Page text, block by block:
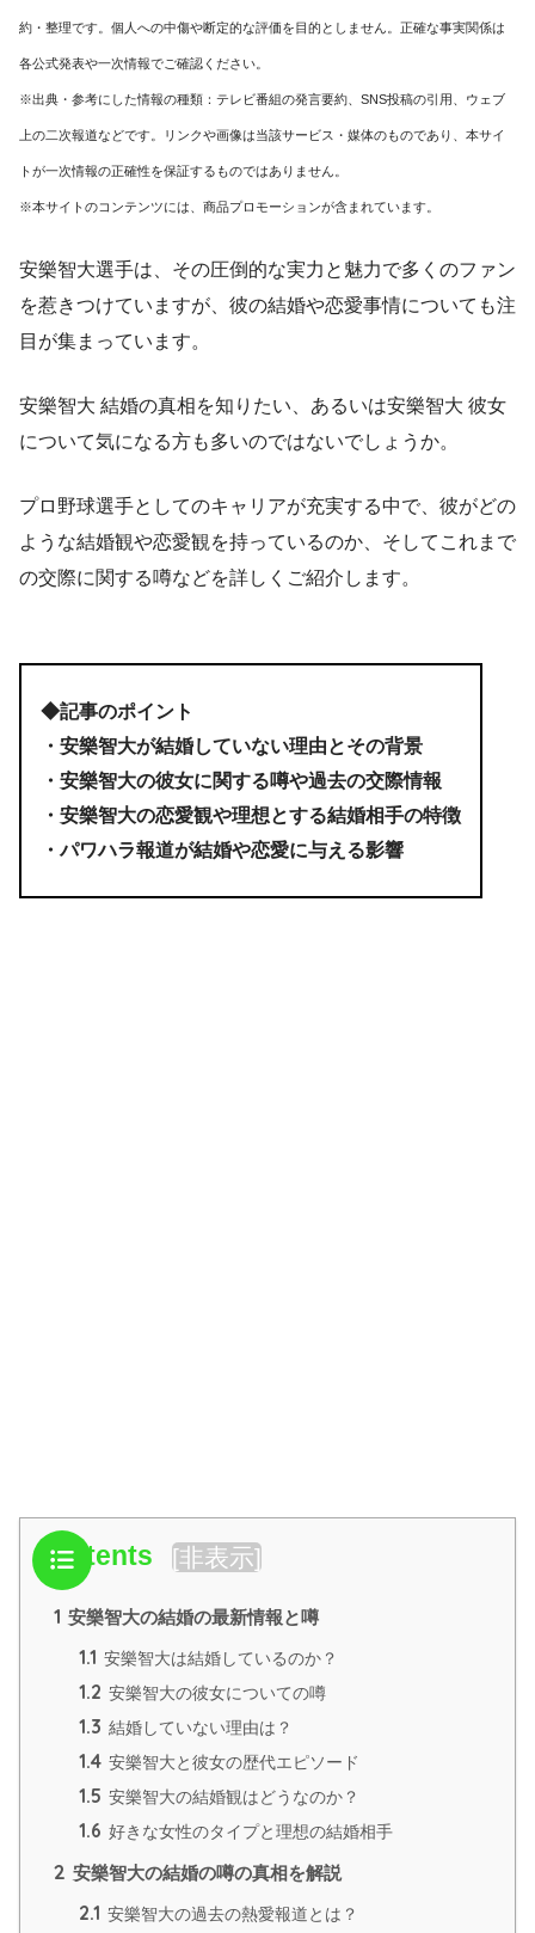
約・整理です。個人への中傷や断定的な評価を目的としません。正確な事実関係は
各公式発表や一次情報でご確認ください。
※出典・参考にした情報の種類：テレビ番組の発言要約、SNS投稿の引用、ウェブ
上の二次報道などです。リンクや画像は当該サービス・媒体のものであり、本サイ
トが一次情報の正確性を保証するものではありません。
※本サイトのコンテンツには、商品プロモーションが含まれています。
安樂智大選手は、その圧倒的な実力と魅力で多くのファン
を惹きつけていますが、彼の結婚や恋愛事情についても注
目が集まっています。
安樂智大 結婚の真相を知りたい、あるいは安樂智大 彼女
について気になる方も多いのではないでしょうか。
プロ野球選手としてのキャリアが充実する中で、彼がどの
ような結婚観や恋愛観を持っているのか、そしてこれまで
の交際に関する噂などを詳しくご紹介します。
◆記事のポイント
・安樂智大が結婚していない理由とその背景
・安樂智大の彼女に関する噂や過去の交際情報
・安樂智大の恋愛観や理想とする結婚相手の特徴
・パワハラ報道が結婚や恋愛に与える影響
Contents [非表示]
1 安樂智大の結婚の最新情報と噂
1.1 安樂智大は結婚しているのか？
1.2 安樂智大の彼女についての噂
1.3 結婚していない理由は？
1.4 安樂智大と彼女の歴代エピソード
1.5 安樂智大の結婚観はどうなのか？
1.6 好きな女性のタイプと理想の結婚相手
2 安樂智大の結婚の噂の真相を解説
2.1 安樂智大の過去の熱愛報道とは？